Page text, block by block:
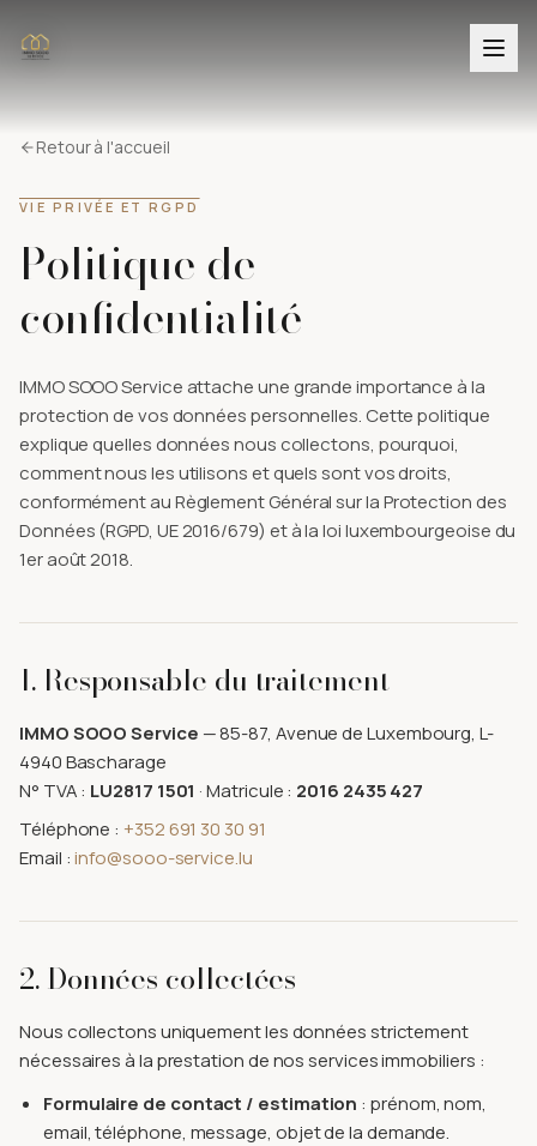
Retour à l'accueil
VIE PRIVÉE ET RGPD
Politique de
confidentialité
IMMO SOOO Service attache une grande importance à la
protection de vos données personnelles. Cette politique
explique quelles données nous collectons, pourquoi,
comment nous les utilisons et quels sont vos droits,
conformément au Règlement Général sur la Protection des
Données (RGPD, UE 2016/679) et à la loi luxembourgeoise du
1er août 2018.
1. Responsable du traitement
IMMO SOOO Service — 85-87, Avenue de Luxembourg, L-
4940 Bascharage
N° TVA : LU2817 1501 · Matricule : 2016 2435 427
Téléphone : +352 691 30 30 91
Email :info@sooo-service.lu
2. Données collectées
Nous collectons uniquement les données strictement
nécessaires à la prestation de nos services immobiliers :
Formulaire de contact / estimation : prénom, nom,
email, téléphone, message, objet de la demande.